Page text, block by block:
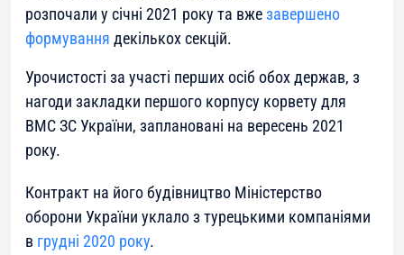
розпочали у січні 2021 року та вжезавершено
формування декількох секцій.
Урочистості за участі перших осіб обох держав, з
нагоди закладки першого корпусу корвету для
ВМС ЗС України, заплановані на вересень 2021
року.
Контракт на його будівництво Міністерство
оборони України уклало з турецькими компаніями
в грудні 2020 року.